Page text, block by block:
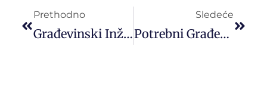
Prethodno
Građevinski Inženjer Za Rad U Rusiji
Sledeće
Potrebni Građevinski Inženjeri Za Rad U Beogradu